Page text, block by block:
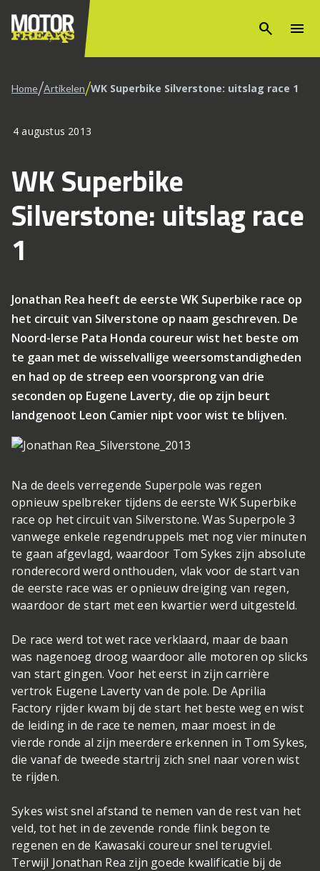
search menu
Home/Artikelen/WK Superbike Silverstone: uitslag race 1
4 augustus 2013
WK Superbike
Silverstone: uitslag race
1
Jonathan Rea heeft de eerste WK Superbike race op
het circuit van Silverstone op naam geschreven. De
Noord-Ierse Pata Honda coureur wist het beste om
te gaan met de wisselvallige weersomstandigheden
en had op de streep een voorsprong van drie
seconden op Eugene Laverty, die op zijn beurt
landgenoot Leon Camier nipt voor wist te blijven.
Na de deels verregende Superpole was regen
opnieuw spelbreker tijdens de eerste WK Superbike
race op het circuit van Silverstone. Was Superpole 3
vanwege enkele regendruppels met nog vier minuten
te gaan afgevlagd, waardoor Tom Sykes zijn absolute
ronderecord werd onthouden, vlak voor de start van
de eerste race was er opnieuw dreiging van regen,
waardoor de start met een kwartier werd uitgesteld.
De race werd tot wet race verklaard, maar de baan
was nagenoeg droog waardoor alle motoren op slicks
van start gingen. Voor het eerst in zijn carrière
vertrok Eugene Laverty van de pole. De Aprilia
Factory rijder kwam bij de start het beste weg en wist
de leiding in de race te nemen, maar moest in de
vierde ronde al zijn meerdere erkennen in Tom Sykes,
die vanaf de tweede startrij zich snel naar voren wist
te rijden.
Sykes wist snel afstand te nemen van de rest van het
veld, tot het in de zevende ronde flink begon te
regenen en de Kawasaki coureur snel terugviel.
Terwijl Jonathan Rea zijn goede kwalificatie bij de